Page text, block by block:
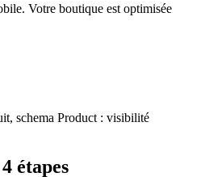
Votre boutique est optimisée
schema Product : visibilité
étapes